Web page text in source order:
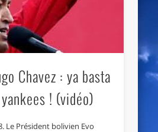
Chavez : ya basta
! (vidéo)
Le Président bolivien Evo